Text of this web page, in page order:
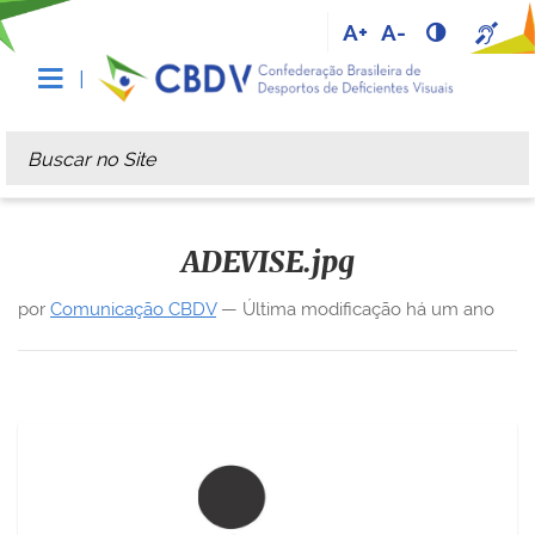
A+ A-
Busca
Busca Avançada…
ADEVISE.jpg
por Comunicação CBDV— Última modificação há um ano